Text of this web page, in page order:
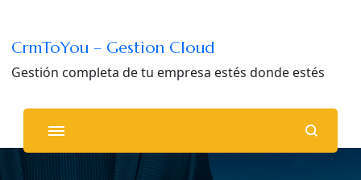
CrmToYou – Gestion Cloud
Gestión completa de tu empresa estés donde estés